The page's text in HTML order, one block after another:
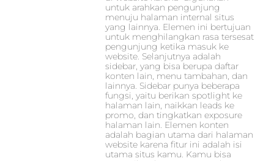
untuk arahkan pengunjung
menuju halaman internal situs
yang lainnya. Elemen ini bertujuan
untuk menghilangkan rasa tersesat
pengunjung ketika masuk ke
website. Selanjutnya adalah
sidebar, yang bisa berupa daftar
konten lain, menu tambahan, dan
lainnya. Sidebar punya beberapa
fungsi, yaitu berikan spotlight ke
halaman lain, naikkan leads ke
promo, dan tingkatkan exposure
halaman lain. Elemen konten
adalah bagian utama dari halaman
website karena fitur ini adalah isi
utama situs kamu. Kamu bisa